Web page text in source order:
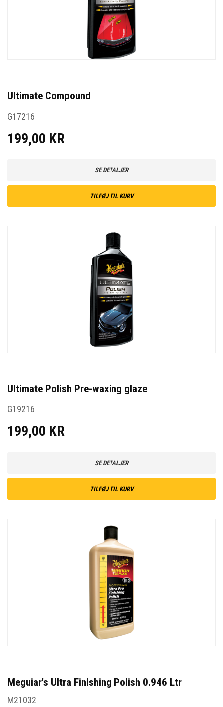
Ultimate Compound
G17216
199,00 KR
SE DETALJER
TILFØJ TIL KURV
Ultimate Polish Pre-waxing glaze
G19216
199,00 KR
SE DETALJER
TILFØJ TIL KURV
Meguiar's Ultra Finishing Polish 0.946 Ltr
M21032